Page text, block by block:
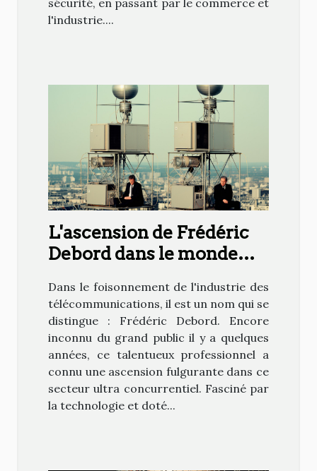
sécurité, en passant par le commerce et
l'industrie....
L'ascension de Frédéric
Debord dans le monde
Dans le foisonnement de l'industrie des
télécommunications, il est un nom qui se
distingue : Frédéric Debord. Encore
inconnu du grand public il y a quelques
années, ce talentueux professionnel a
connu une ascension fulgurante dans ce
secteur ultra concurrentiel. Fasciné par
la technologie et doté...